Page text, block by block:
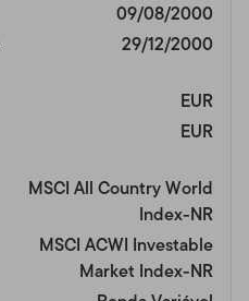
09/08/2000
29/12/2000
EUR
EUR
MSCI All Country World
Index-NR
MSCI ACWI Investable
Market Index-NR